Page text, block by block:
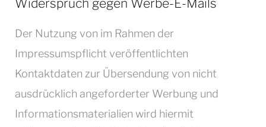
Widerspruch gegen Werbe-E-Mails
Der Nutzung von im Rahmen der
Impressumspflicht veröffentlichten
Kontaktdaten zur Übersendung von nicht
ausdrücklich angeforderter Werbung und
Informationsmaterialien wird hiermit